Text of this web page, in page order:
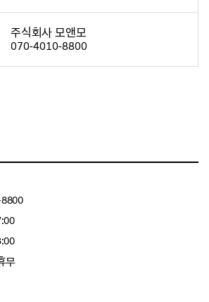
주식회사 모앤모
070-4010-8800
무